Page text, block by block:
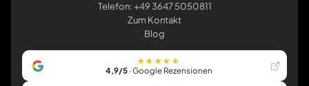
Telefon: +49 3647 5050811
Zum Kontakt
Blog
★★★★★
4,9/5· Google Rezensionen